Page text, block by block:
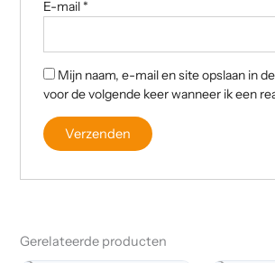
E-mail *
Mijn naam, e-mail en site opslaan in
voor de volgende keer wanneer ik een
Gerelateerde producten